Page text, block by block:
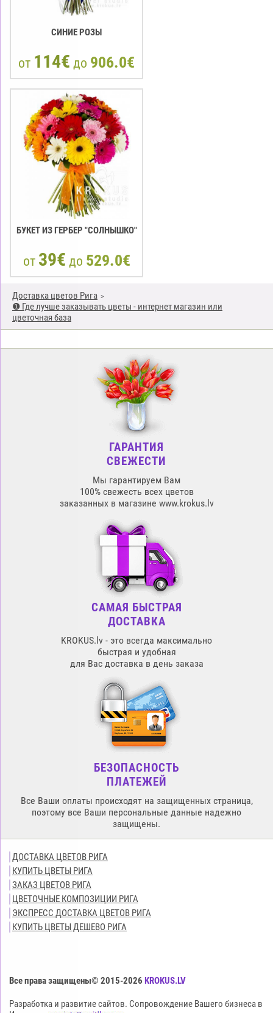
Доставка цветов Рига
❶ Где лучше заказывать цветы - интернет магазин или
цветочная база
СИНИЕ РОЗЫ
от 114€ до 906.0€
БУКЕТ ИЗ ГЕРБЕР "СОЛНЫШКО"
от 39€ до 529.0€
ГАРАНТИЯ
СВЕЖЕСТИ
Мы гарантируем Вам
100% свежесть всех цветов
заказанных в магазине www.krokus.lv
САМАЯ БЫСТРАЯ
ДОСТАВКА
KROKUS.lv - это всегда максимально
быстрая и удобная
для Вас доставка в день заказа
БЕЗОПАСНОСТЬ
ПЛАТЕЖЕЙ
Все Ваши оплаты происходят на защищенных страница,
поэтому все Ваши персональные данные надежно
защищены.
ДОСТАВКА ЦВЕТОВ РИГА
КУПИТЬ ЦВЕТЫ РИГА
ЗАКАЗ ЦВЕТОВ РИГА
ЦВЕТОЧНЫЕ КОМПОЗИЦИИ РИГА
ЭКСПРЕСС ДОСТАВКА ЦВЕТОВ РИГА
КУПИТЬ ЦВЕТЫ ДЕШЕВО РИГА
Все права защищены© 2015-2026 KROKUS.LV
Разработка и развитие сайтов. Сопровождение Вашего бизнеса в